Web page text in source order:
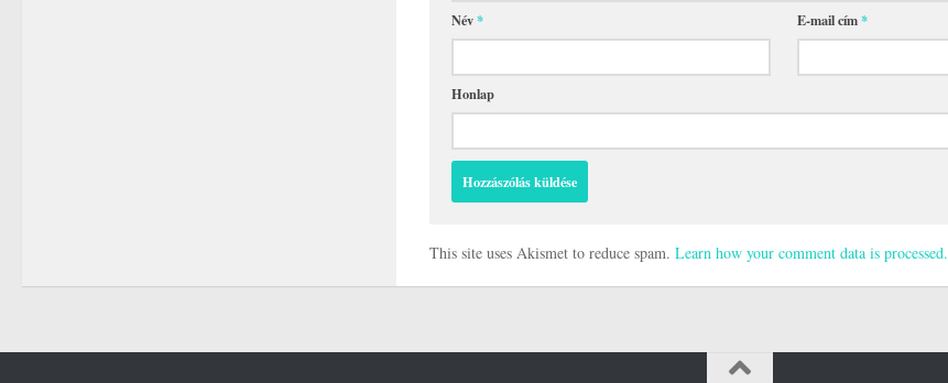
Név* E-mail cím*
Honlap
This site uses Akismet to reduce spam. Learn how your comment data is processed.